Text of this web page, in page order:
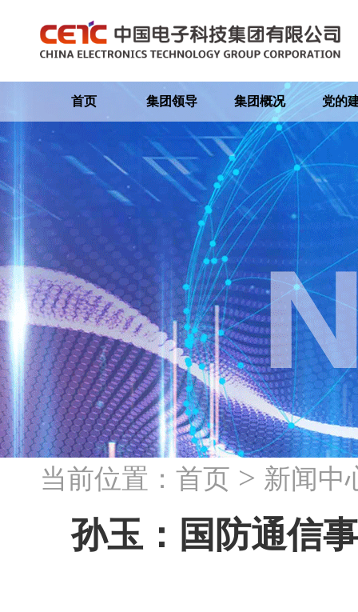
首页 集团领导 集团概况 党的
当前位置： 首页 > 新闻中
孙玉：国防通信